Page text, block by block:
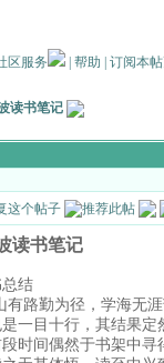
区服务 帮助 订阅本
读书笔记
读书笔记
结
路勤为径，学海无涯
一目十行，其结果定
偶然于书架中寻得